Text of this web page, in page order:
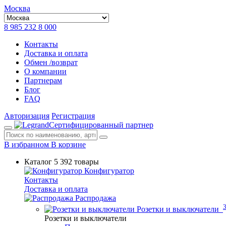
Москва
8 985 232 8 000
Контакты
Доставка и оплата
Обмен /возврат
О компании
Партнерам
Блог
FAQ
Авторизация Регистрация
Сертифицированный партнер
В избранном В корзине
Каталог 5 392 товары
Конфигуратор
Контакты
Доставка и оплата
Распродажа
Розетки и выключатели
Розетки и выключатели